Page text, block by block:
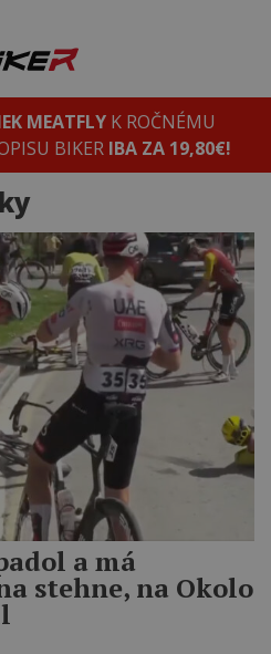
MEATFLYK ROČNÉMU
BIKER IBA ZA 19,80€!
a má
stehne, na Okolo